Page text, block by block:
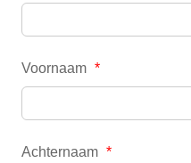
Voornaam *
Achternaam *